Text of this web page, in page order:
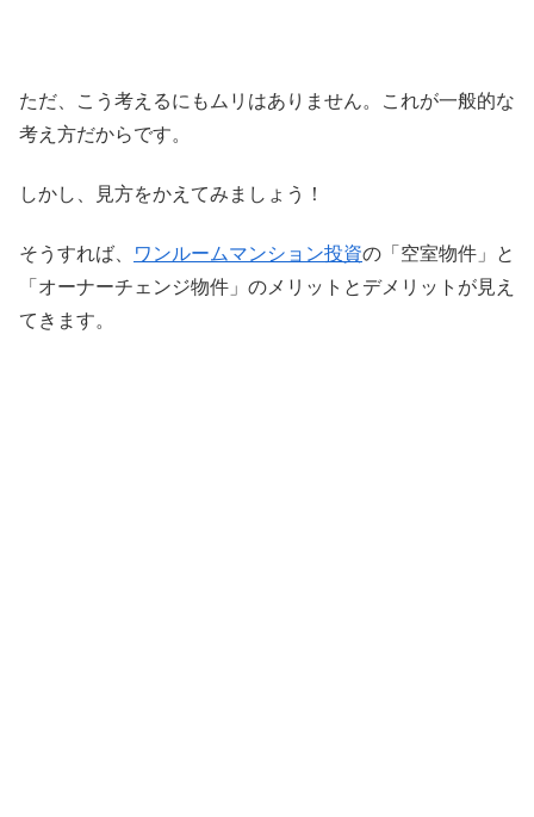
ただ、こう考えるにもムリはありません。これが一般的な
考え方だからです。
しかし、見方をかえてみましょう！
そうすれば、 ワンルームマンション投資の「空室物件」と
「オーナーチェンジ物件」のメリットとデメリットが見え
てきます。